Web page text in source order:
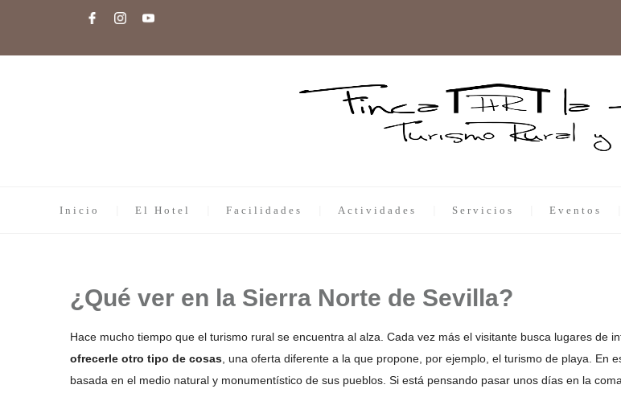
Inicio El Hotel Facilidades Actividades Servicios Eventos
¿Qué ver en la Sierra Norte de Sevilla?
Hace mucho tiempo que el turismo rural se encuentra al alza. Cada vez más el visitante busca lugares de
ofrecerle otro tipo de cosas , una oferta diferente a la que propone, por ejemplo, el turismo de playa.
basada en el medio natural y monumentístico de sus pueblos. Si está pensando pasar unos días en la